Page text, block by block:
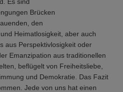
Es sind
Brücken
den
Heimatlosigkeit, aber auch
aus Perspektivlosigkeit oder
Emanzipation aus traditionellen
beflügelt von Freiheitsliebe,
und Demokratie. Das Fazit
Jede von uns hat einen